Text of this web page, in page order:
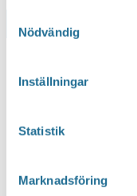
Nödvändig
Inställningar
Statistik
Marknadsföring
Lägg till i kalender